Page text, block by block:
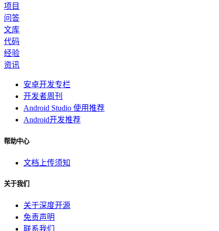
项目
问答
文库
代码
经验
资讯
安卓开发专栏
开发者周刊
Android Studio 使用推荐
Android开发推荐
帮助中心
文档上传须知
关于我们
关于深度开源
免责声明
联系我们